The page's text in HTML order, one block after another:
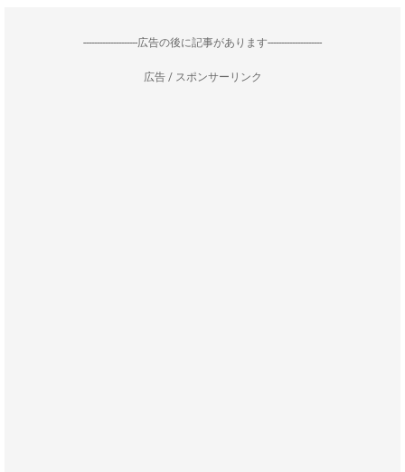
--------------------広告の後に記事があります--------------------
広告 / スポンサーリンク